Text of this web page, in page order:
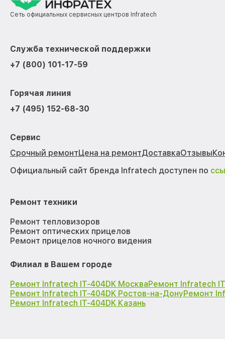
Сеть официальных сервисных центров Infratech
Служба технической поддержки
+7 (800) 101-17-59
Горячая линия
+7 (495) 152-68-30
Сервис
Срочный ремонтЦена на ремонтДоставкаОтзывы
Официальный сайт бренда Infratech доступен по
Ремонт техники
Ремонт тепловизоров
Ремонт оптических прицелов
Ремонт прицелов ночного видения
Филиал в Вашем городе
Ремонт Infratech IT-404DK МоскваРемонт Infratech
Ремонт Infratech IT-404DK Ростов-на-ДонуРемонт
Ремонт Infratech IT-404DK Казань